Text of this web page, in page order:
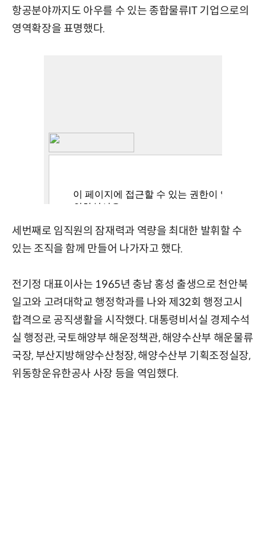
항공분야까지도 아우를 수 있는 종합물류IT 기업으로의
영역확장을 표명했다.
세번째로 임직원의 잠재력과 역량을 최대한 발휘할 수
있는 조직을 함께 만들어 나가자고 했다.
전기정 대표이사는 1965년 충남 홍성 출생으로 천안북
일고와 고려대학교 행정학과를 나와 제32회 행정고시
합격으로 공직생활을 시작했다. 대통령비서실 경제수석
실 행정관, 국토해양부 해운정책관, 해양수산부 해운물류
국장, 부산지방해양수산청장, 해양수산부 기획조정실장,
위동항운유한공사 사장 등을 역임했다.